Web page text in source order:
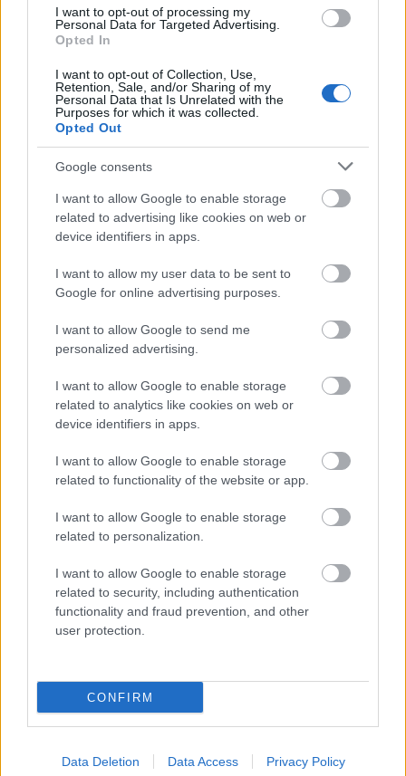
I want to opt-out of processing my
Personal Data for Targeted Advertising.
Opted In
I want to opt-out of Collection, Use,
Retention, Sale, and/or Sharing of my
Personal Data that Is Unrelated with the
Purposes for which it was collected.
Opted Out
Google consents
I want to allow Google to enable storage
related to advertising like cookies on web or
device identifiers in apps.
I want to allow my user data to be sent to
Google for online advertising purposes.
I want to allow Google to send me
personalized advertising.
I want to allow Google to enable storage
related to analytics like cookies on web or
device identifiers in apps.
I want to allow Google to enable storage
related to functionality of the website or app.
I want to allow Google to enable storage
related to personalization.
I want to allow Google to enable storage
related to security, including authentication
functionality and fraud prevention, and other
user protection.
CONFIRM
Data Deletion Data Access Privacy Policy
200 milliárdot.Ez a 2024-es adatokhoz képest
186%-os növekedéstjelent! A YouTube
felhasználóinak 72%-a rendszeresen, hetente
fogyaszt Shorts videókat. És bizony az új érdeklődők
elérése is abszolút lehetséges, ahogy a statisztikák is
alátámasztják:a Shorts videók megtekintéseinek
74%-a nem a feliratkozóktól származik.
Figyelemfelkeltés néhány másodperc
alatt
A digitális térbena figyelem az egyik
legértékesebb erőforrás.
hogy lényegretörően kommunikálj:
erős nyitással
(hook), egyértelmű üzenettel és azonnali
értékadással.
Segíthet a növekedésben
A YouTube Shorts mára az egyik legerősebb
növekedési eszközzé vált a platformon. Évente akár
50%-kal nőhetnek azok a csatornák, akik shorts
videókat osztanak meg.
akik ötvözik a rövid és hosszú videós tartalmakat,
41%-kal gyorsabban tudnak növekedést elérni. A
használatával jóval gyorsabban építhetnek
láthatóságot és érhetnek el új közönségeket
Meglévő tartalmak újrahasznosítása
A Shorts egyik legnagyobb előnye a
könnyedén újraformálhatók rövidebb videókra. Ez
lehetővé teszi a rendszeres jelenlét fenntartását
anélkül, hogy minden alkalommal teljesen új
tartalmat kellene készíteni.